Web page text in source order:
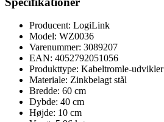
Producent: LogiLink
Model: WZ0036
Varenummer: 3089207
EAN: 4052792051056
Produkttype: Kabeltromle-udvikler
Materiale: Zinkbelagt stål
Bredde: 60 cm
Dybde: 40 cm
Højde: 10 cm